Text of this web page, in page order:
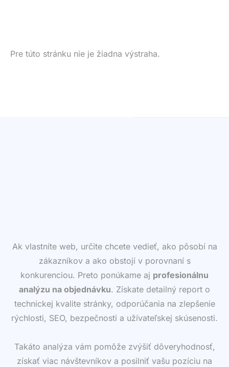
Pre túto stránku nie je žiadna výstraha.
Ak vlastníte web, určite chcete vedieť, ako pôsobí na
zákazníkov a ako obstojí v porovnaní s
konkurenciou. Preto ponúkame aj profesionálnu
analýzu na objednávku. Získate detailný report o
technickej kvalite stránky, odporúčania na zlepšenie
rýchlosti, SEO, bezpečnosti a užívateľskej skúsenosti.
Takáto analýza vám pomôže zvýšiť dôveryhodnosť,
získať viac návštevníkov a posilniť vašu pozíciu na